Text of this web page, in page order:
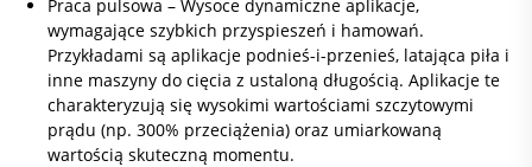
Praca pulsowa – Wysoce dynamiczne aplikacje,
wymagające szybkich przyspieszeń i hamowań.
Przykładami są aplikacje podnieś-i-przenieś, latająca piła i
inne maszyny do cięcia z ustaloną długością. Aplikacje te
charakteryzują się wysokimi wartościami szczytowymi
prądu (np. 300% przeciążenia) oraz umiarkowaną
wartością skuteczną momentu.